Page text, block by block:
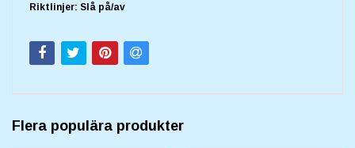
Riktlinjer: Slå på/av
Flera populära produkter